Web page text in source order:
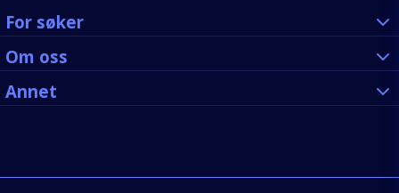
For søker
Om oss
Annet